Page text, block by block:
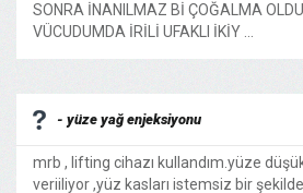
SONRA İNANILMAZ Bİ ÇOĞALMA
VÜCUDUMDA İRİLİ UFAKLI İKİY ...
- yüze yağ enjeksiyonu
mrb , lifting cihazı kullandım.yüze
veriiliyor ,yüz kasları istemsiz bir